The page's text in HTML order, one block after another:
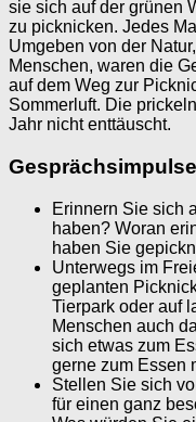
sie sich auf der grünen
zu picknicken. Jedes
Umgeben von der
Menschen, waren die
auf dem Weg zur
Sommerluft. Die
Jahr nicht enttäuscht.
Gesprächsimpulse
Erinnern Sie sich
haben? Woran
haben Sie
Unterwegs im
geplanten
Tierpark oder auf
Menschen auch
sich etwas zum
gerne zum Essen
Stellen Sie sich
für einen ganz